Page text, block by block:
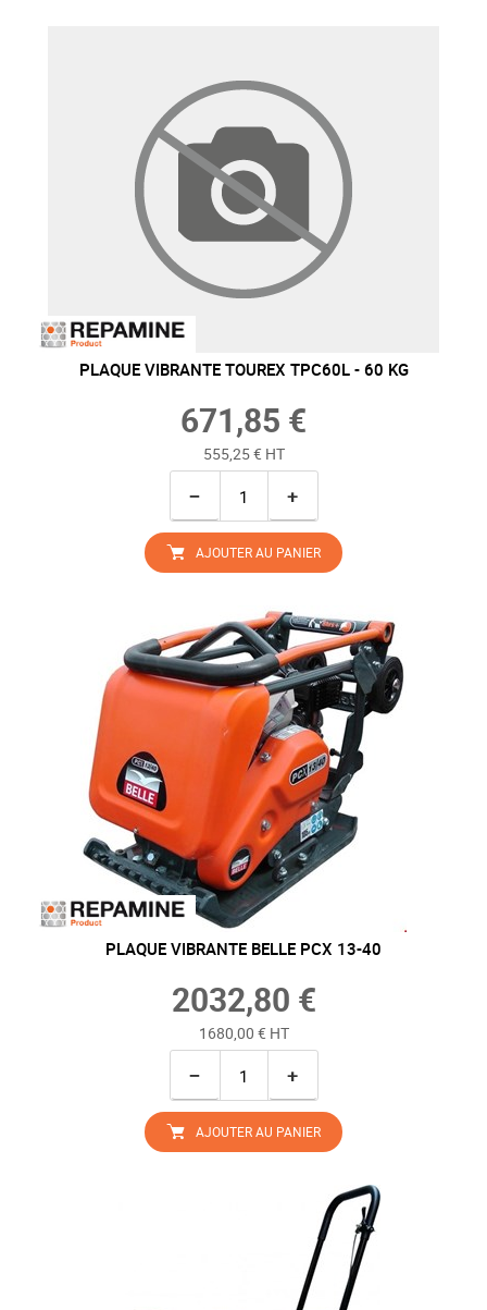
PLAQUE VIBRANTE TOUREX TPC60L - 60 KG
671,85 €
555,25 € HT
− +
AJOUTER AU PANIER
PLAQUE VIBRANTE BELLE PCX 13-40
2032,80 €
1680,00 € HT
− +
AJOUTER AU PANIER